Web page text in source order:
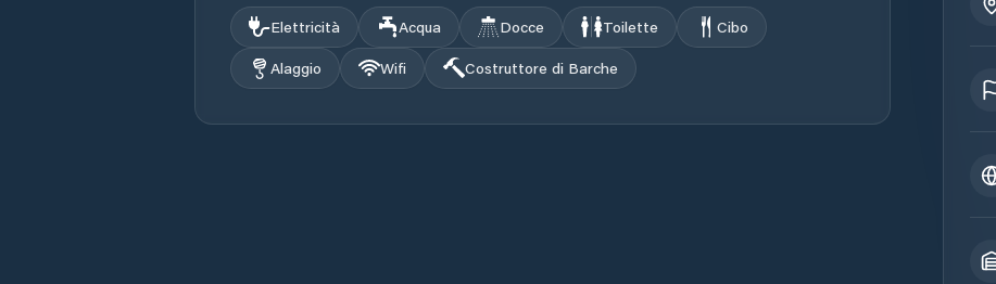
Elettricità Acqua Docce Toilette
Cibo
Alaggio
Wifi Costruttore di Barche